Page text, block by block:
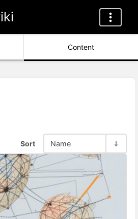
Content
Sort Name